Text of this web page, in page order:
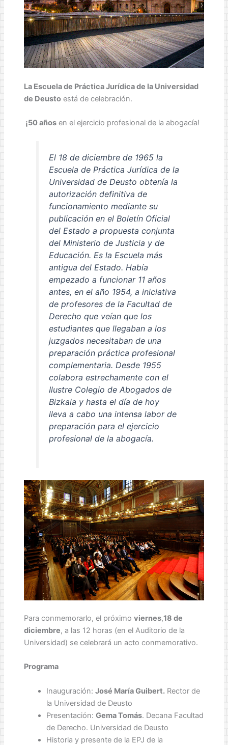
La Escuela de Práctica Jurídica de la Universidad
de Deustoestá de celebración.
¡50 añosen el ejercicio profesional de la abogacía!
El 18 de diciembre de 1965 la
Escuela de Práctica Jurídica de la
Universidad de Deusto obtenía la
autorización definitiva de
funcionamiento mediante su
publicación en el Boletín Oficial
del Estado a propuesta conjunta
del Ministerio de Justicia y de
Educación. Es la Escuela más
antigua del Estado. Había
empezado a funcionar 11 años
antes, en el año 1954, a iniciativa
de profesores de la Facultad de
Derecho que veían que los
estudiantes que llegaban a los
juzgados necesitaban de una
preparación práctica profesional
complementaria. Desde 1955
colabora estrechamente con el
Ilustre Colegio de Abogados de
Bizkaia y hasta el día de hoy
lleva a cabo una intensa labor de
preparación para el ejercicio
profesional de la abogacía.
Para conmemorarlo, el próximo viernes,18 de
diciembre, a las 12 horas (en el Auditorio de la
Universidad) se celebrará un acto conmemorativo.
Programa
Inauguración: José María Guibert.Rector de
la Universidad de Deusto
Presentación: Gema Tomás. Decana Facultad
de Derecho. Universidad de Deusto
Historia y presente de la EPJ de la